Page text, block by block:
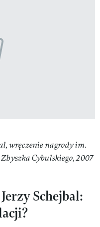
wręczenie nagrody im.
Cybulskiego, 2007
Schejbal: